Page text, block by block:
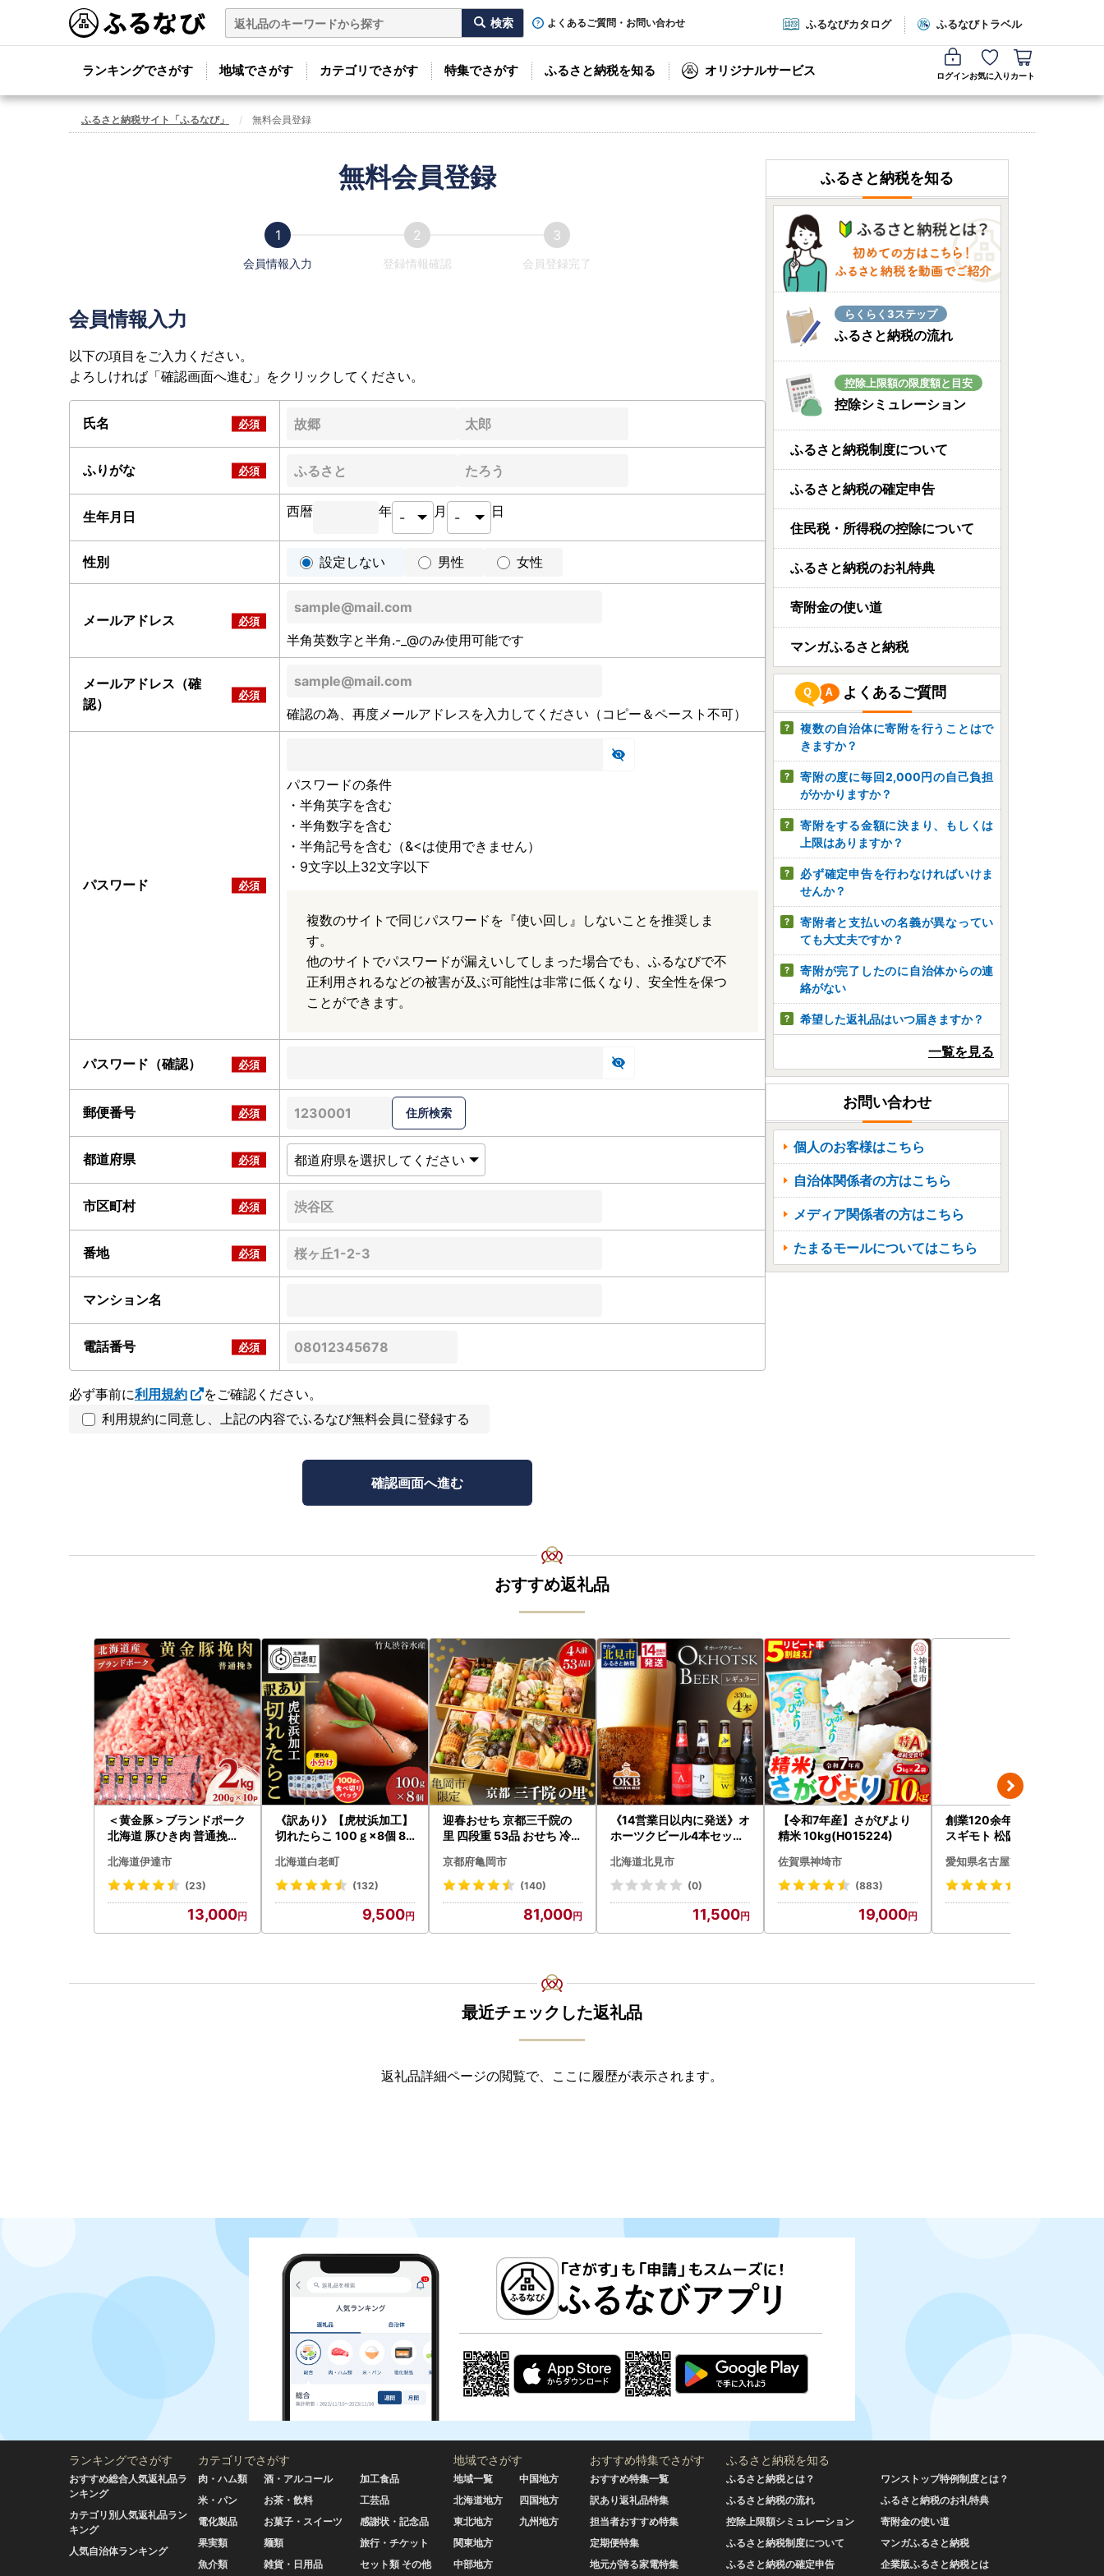
よくあるご質問・お問い合わせ ふるなびカタログ ふるなびトラベル
ランキングでさがす 地域でさがす カテゴリでさがす 特集でさがす ふるさと納税を知る オリジナルサービス ログインお気に入り カート
ふるさと納税サイト「ふるなび」 無料会員登録
無料会員登録
会員情報入力 登録情報確認 会員登録完了
会員情報入力
以下の項目をご入力ください。
よろしければ「確認画面へ進む」をクリックしてください。
氏名
ふりがな
生年月日 西暦 年 月 日
性別 設定しない 男性 女性
メールアドレス
半角英数字と半角.-_@のみ使用可能です
メールアドレス（確
認）
確認の為、再度メールアドレスを入力してください（コピー＆ペースト不可）
パスワード
パスワードの条件
・半角英字を含む
・半角数字を含む
・半角記号を含む（&<は使用できません）
・9文字以上32文字以下
複数のサイトで同じパスワードを『使い回し』しないことを推奨しま
す。
他のサイトでパスワードが漏えいしてしまった場合でも、ふるなびで不
正利用されるなどの被害が及ぶ可能性は非常に低くなり、安全性を保つ
ことができます。
パスワード（確認）
郵便番号
都道府県
市区町村
番地
マンション名
電話番号
必ず事前に利用規約
をご確認ください。
利用規約に同意し、上記の内容でふるなび無料会員に登録する
ふるさと納税を知る
らくらく3ステップ
ふるさと納税の流れ
控除上限額の限度額と目安
控除シミュレーション
ふるさと納税制度について
ふるさと納税の確定申告
住民税・所得税の控除について
ふるさと納税のお礼特典
寄附金の使い道
マンガふるさと納税
よくあるご質問
複数の自治体に寄附を行うことはで
きますか？
寄附の度に毎回2,000円の自己負担
がかかりますか？
寄附をする金額に決まり、もしくは
上限はありますか？
必ず確定申告を行わなければいけま
せんか？
寄附者と支払いの名義が異なってい
ても大丈夫ですか？
寄附が完了したのに自治体からの連
絡がない
希望した返礼品はいつ届きますか？
一覧を見る
お問い合わせ
個人のお客様はこちら
自治体関係者の方はこちら
メディア関係者の方はこちら
たまるモールについてはこちら
おすすめ返礼品
＜黄金豚＞ブランドポーク
北海道 豚ひき肉 普通挽き
北海道伊達市
(23)
13,000
《訳あり》【虎杖浜加工】
切れたらこ 100ｇ×8個 80
北海道白老町
(132)
9,500
迎春おせち 京都三千院の
里 四段重 53品 おせち 冷蔵
京都府亀岡市
(140)
81,000
《14営業日以内に発送》オ
ホーツクビール4本セット
クラフトビール 瓶ビール
贈答 ギフト 贈り物 お中元
い プレゼント モルトビー
北海道北見市
(0)
11,500
【令和7年産】さがびより
精米 10kg(H015224)
佐賀県神埼市
(883)
19,000
創業120余年 老舗精肉店
スギモト 松阪牛入り 煮込
惣菜 お取り寄せ グルメ ハ
ンバーグ 冷凍
愛知県名古屋市
最近チェックした返礼品
返礼品詳細ページの閲覧で、ここに履歴が表示されます。
ランキングでさがす
おすすめ総合人気返礼品ラ
ンキング
カテゴリ別人気返礼品ラン
キング
人気自治体ランキング
カテゴリでさがす
肉・ハム類
米・パン
電化製品
果実類
魚介類
酒・アルコール
お茶・飲料
お菓子・スイーツ
麺類
雑貨・日用品
加工食品
工芸品
感謝状・記念品
旅行・チケット
セット類 その他
地域でさがす
地域一覧
北海道地方
東北地方
関東地方
中部地方
中国地方
四国地方
九州地方
おすすめ特集でさがす
おすすめ特集一覧
訳あり返礼品特集
担当者おすすめ特集
定期便特集
地元が誇る家電特集
ふるさと納税を知る
ふるさと納税とは？
ふるさと納税の流れ
控除上限額シミュレーション
ふるさと納税制度について
ふるさと納税の確定申告
ワンストップ特例制度とは？
ふるさと納税のお礼特典
寄附金の使い道
マンガふるさと納税
企業版ふるさと納税とは